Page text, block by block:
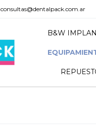
consultas@dentalpack.com.ar
B&W